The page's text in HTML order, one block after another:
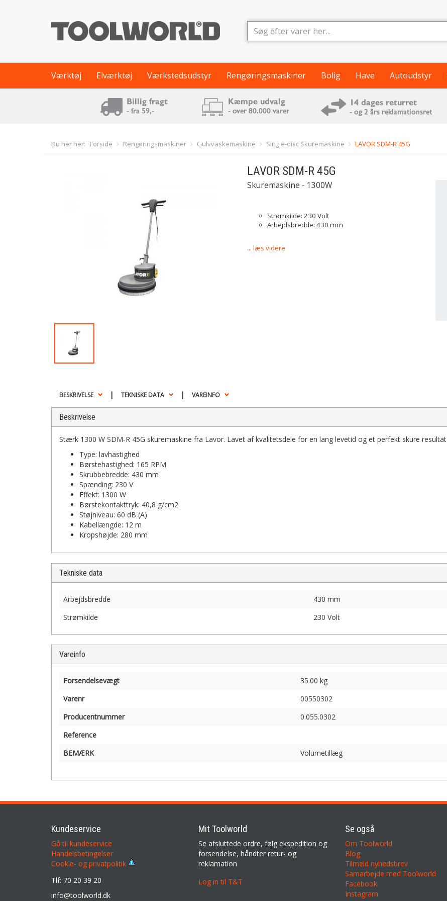
Værktøj Elværktøj Værkstedsudstyr Rengøringsmaskiner Bolig Have Autoudstyr
Du her her: Forside Rengøringsmaskiner Gulvvaskemaskine Single-disc Skuremaskine LAVOR SDM-R 45G
LAVOR SDM-R 45G
Skuremaskine - 1300W
Strømkilde: 230 Volt
Arbejdsbredde: 430 mm
... læs videre
BESKRIVELSE | TEKNISKE DATA | VAREINFO
Beskrivelse
Stærk 1300 W SDM-R 45G skuremaskine fra Lavor. Lavet af kvalitetsdele for en lang levetid og et perfekt skure resultat
Type: lavhastighed
Børstehastighed: 165 RPM
Skrubbebredde: 430 mm
Spænding: 230 V
Effekt: 1300 W
Børstekontakttryk: 40,8 g/cm2
Støjniveau: 60 dB (A)
Kabellængde: 12 m
Kropshøjde: 280 mm
Tekniske data
Arbejdsbredde
430 mm
Strømkilde
230 Volt
Vareinfo
Forsendelsevægt
35.00 kg
Varenr
00550302
Producentnummer
0.055.0302
Reference
BEMÆRK
Volumetillæg
Kundeservice
Gå til kundeservice
Handelsbetingelser
Cookie- og privatpolitik
Tlf: 70 20 39 20
info@toolworld.dk
Mit Toolworld
Se afsluttede ordre, følg ekspedition og
forsendelse, håndter retur- og
reklamation
Log in til T&T
Se også
Om Toolworld
Blog
Tilmeld nyhedsbrev
Samarbejde med Toolworld
Facebook
Instagram